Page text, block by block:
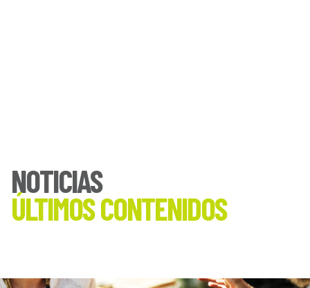
NOTICIAS
ÚLTIMOS CONTENIDOS